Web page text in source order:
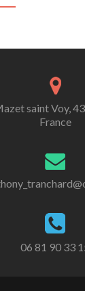
saint Voy,
France
06 81 90 33